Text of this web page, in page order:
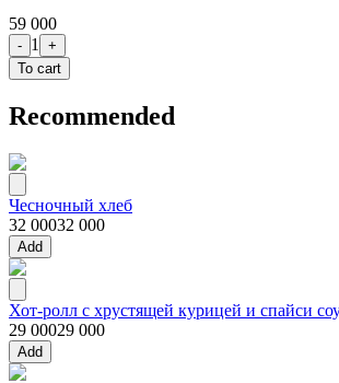
59 000
- 1
+
To cart
Recommended
Чесночный хлеб
32 00032 000
Add
Хот-ролл с хрустящей курицей и спайси
29 00029 000
Add